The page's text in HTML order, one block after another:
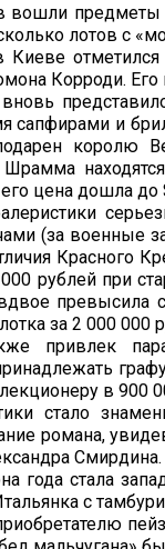
вошли
лотов с
Корроди.
сапфирами и
королю
цена дошла до
(за военные
Красного
рублей при
превысила
за 2 000 000
привлек
в 900
стало
романа,
года стала
с